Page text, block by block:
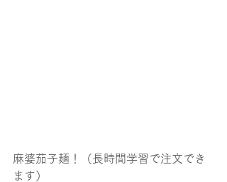
麻婆茄子麺！（長時間学習で注文でき
ます）